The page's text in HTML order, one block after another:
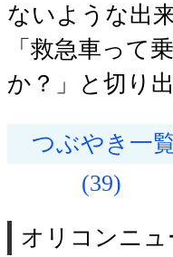
ないような出
「救急車って
か？」と切り出
つぶやき一
(39)
オリコンニュ